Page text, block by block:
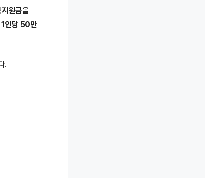
원금을
1인당 50만
.